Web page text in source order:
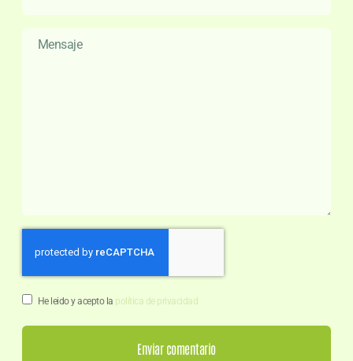
He leido y acepto la política de privacidad
Enviar comentario